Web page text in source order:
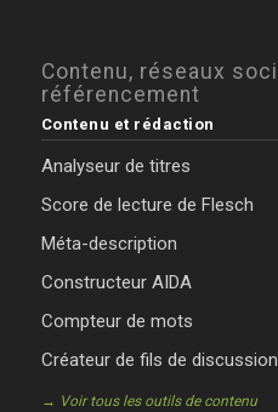
Contenu, réseaux
référencement
Contenu et rédaction
Analyseur de titres
Score de lecture de Flesch
Méta-description
Constructeur AIDA
Compteur de mots
Créateur de fils de
→ Voir tous les outils de contenu